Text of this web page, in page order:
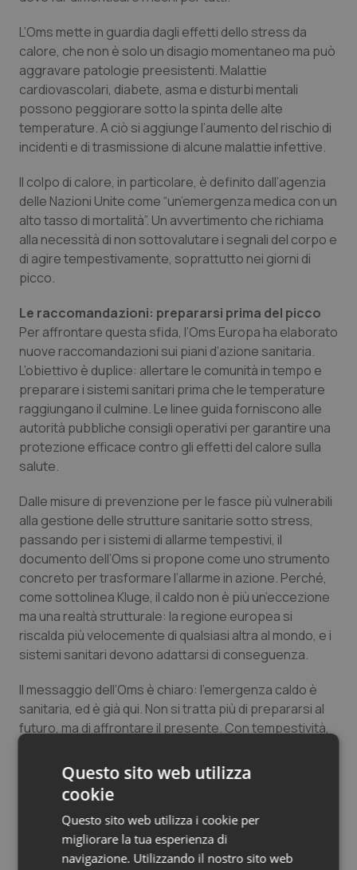
Sicilia
Toscana
Umbria
Valle D’Aosta
Veneto
Neuroscienze & patologie neurodegenerative
Obesità
Oftalmologia
Oncodermatologia
Oncoematologia
Oncologia & Nutrizione
Psoriasi & pelle
Quotidiano Cardiologia
Quotidiano Chirurgia
Quotidiano Oncologia
Quotidiano Pediatria
Salute orale & impianti
Sangue & coagulazione
Tiroide
Tumore al seno
Tumore ovarico
Tumori del Polmone & Testa Collo
Tumori gastrointestinali
Ulcera & Reflusso
Vaccini
L’Oms mette in guardia dagli effetti dello stress da
calore, che non è solo un disagio momentaneo ma può
aggravare patologie preesistenti. Malattie
cardiovascolari, diabete, asma e disturbi mentali
possono peggiorare sotto la spinta delle alte
temperature. A ciò si aggiunge l’aumento del rischio di
incidenti e di trasmissione di alcune malattie infettive.
Il colpo di calore, in particolare, è definito dall’agenzia
delle Nazioni Unite come “un’emergenza medica con un
alto tasso di mortalità”. Un avvertimento che richiama
alla necessità di non sottovalutare i segnali del corpo e
di agire tempestivamente, soprattutto nei giorni di
picco.
Le raccomandazioni: prepararsi prima del picco
Per affrontare questa sfida, l’Oms Europa ha elaborato
nuove raccomandazioni sui piani d’azione sanitaria.
L’obiettivo è duplice: allertare le comunità in tempo e
preparare i sistemi sanitari prima che le temperature
raggiungano il culmine. Le linee guida forniscono alle
autorità pubbliche consigli operativi per garantire una
protezione efficace contro gli effetti del calore sulla
salute.
Dalle misure di prevenzione per le fasce più vulnerabili
alla gestione delle strutture sanitarie sotto stress,
passando per i sistemi di allarme tempestivi, il
documento dell’Oms si propone come uno strumento
concreto per trasformare l’allarme in azione. Perché,
come sottolinea Kluge, il caldo non è più un’eccezione
ma una realtà strutturale: la regione europea si
riscalda più velocemente di qualsiasi altra al mondo, e i
sistemi sanitari devono adattarsi di conseguenza.
Il messaggio dell’Oms è chiaro: l’emergenza caldo è
sanitaria, ed è già qui. Non si tratta più di prepararsi al
futuro, ma di affrontare il presente. Con tempestività,
consapevolezza che il termometro che sale non è
solo una notizia da bollettino meteorologico, ma una
minaccia concreta per la salute di milioni di persone.
Lorenzin (PD): “Il negazionismo climatico frena
Questo sito web utilizza
cookie
Questo sito web utilizza i cookie per
migliorare la tua esperienza di
navigazione. Utilizzando il nostro sito web